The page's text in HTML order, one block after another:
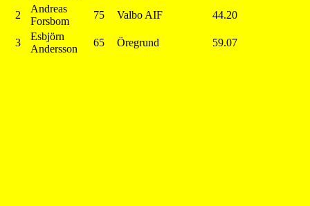
2
Andreas
Forsbom
75 Valbo AIF 44.20
3
Esbjörn
Andersson
65 Öregrund 59.07